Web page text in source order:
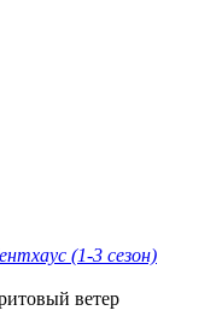
(1-3 сезон)
ветер